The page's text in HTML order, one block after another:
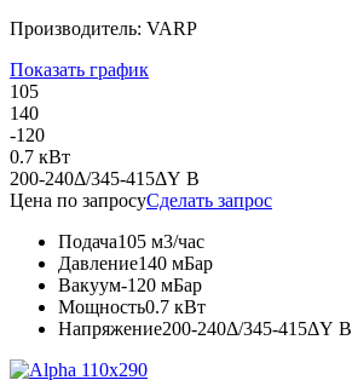
Производитель: VARP
Показать график
105
140
-120
0.7 кВт
200-240Δ/345-415ΔY В
Цена по запросуСделать запрос
Подача105 м3/час
Давление140 мБар
Вакуум-120 мБар
Мощность0.7 кВт
Напряжение200-240Δ/345-415ΔY В